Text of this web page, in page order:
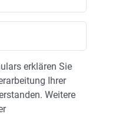
erklären Sie
Ihrer
Weitere